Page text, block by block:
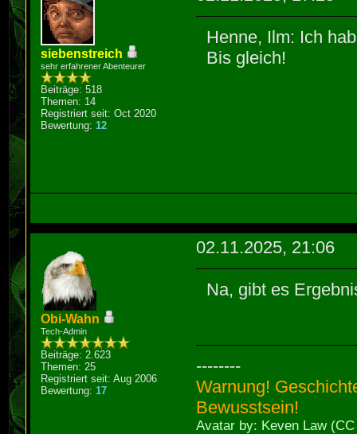
'signed char'
char
^
2 warnings
957 |
255;
|
//
|
seg090.cpp:
siebenstreich
sehr erfahrener Abenteurer
Beiträge: 518
Themen: 14
Registriert seit: Oct 2020
Bewertung:12
Henne, Ilm: Ich
Bis gleich!
Obi-Wahn
Tech-Admin
Beiträge: 2.623
Themen: 25
Registriert seit: Aug 2006
Bewertung: 17
02.11.2025, 21:06
Na, gibt es
--------
Warnung!
Bewusstsein!
Avatar by: Keven Law